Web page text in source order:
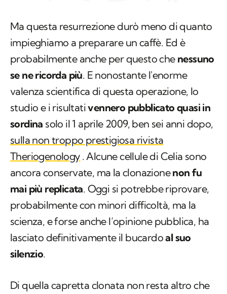
Ma questa resurrezione durò meno di quanto
impieghiamo a preparare un caffè. Ed è
probabilmente anche per questo che nessuno
se ne ricorda più. E nonostante l'enorme
valenza scientifica di questa operazione, lo
studio e i risultativennero pubblicato quasi in
sordina solo il 1 aprile 2009, ben sei anni dopo,
sulla non troppo prestigiosa rivista
Theriogenology . Alcune cellule di Celia sono
ancora conservate, ma la clonazionenon fu
mai più replicata. Oggi si potrebbe riprovare,
probabilmente con minori difficoltà, ma la
scienza, e forse anche l’opinione pubblica, ha
lasciato definitivamente il bucardoal suo
silenzio.
Di quella capretta clonata non resta altro che